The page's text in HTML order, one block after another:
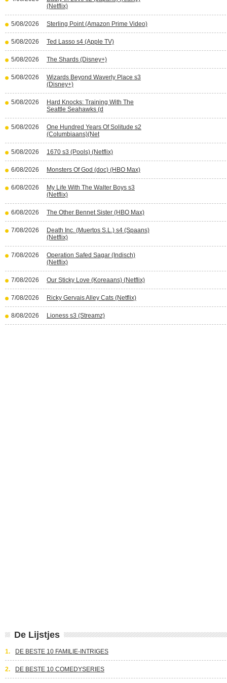
(Netflix)
5/08/2026 Sterling Point (Amazon Prime Video)
5/08/2026 Ted Lasso s4 (Apple TV)
5/08/2026 The Shards (Disney+)
5/08/2026
Wizards Beyond Waverly Place s3
(Disney+)
5/08/2026
Hard Knocks: Training With The
Seattle Seahawks (d
5/08/2026
One Hundred Years Of Solitude s2
(Columbiaans)(Net
5/08/2026 1670 s3 (Pools) (Netflix)
6/08/2026 Monsters Of God (doc) (HBO Max)
6/08/2026
My Life With The Walter Boys s3
(Netflix)
6/08/2026 The Other Bennet Sister (HBO Max)
7/08/2026
Death Inc. (Muertos S.L.) s4 (Spaans)
(Netflix)
7/08/2026
Operation Safed Sagar (Indisch)
(Netflix)
7/08/2026 Our Sticky Love (Koreaans) (Netflix)
7/08/2026 Ricky Gervais Alley Cats (Netflix)
8/08/2026 Lioness s3 (Streamz)
De Lijstjes
1. DE BESTE 10 FAMILIE-INTRIGES
2. DE BESTE 10 COMEDYSERIES